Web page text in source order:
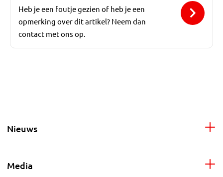
Heb je een foutje gezien of heb je een
opmerking over dit artikel? Neem dan
contact met ons op.
Nieuws
Media